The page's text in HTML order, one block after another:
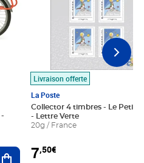
Ajouter au panier
Livraison offerte
La Poste
Collector 4 timbres - Le Petit
- Lettre Verte
20g / France
7,50€